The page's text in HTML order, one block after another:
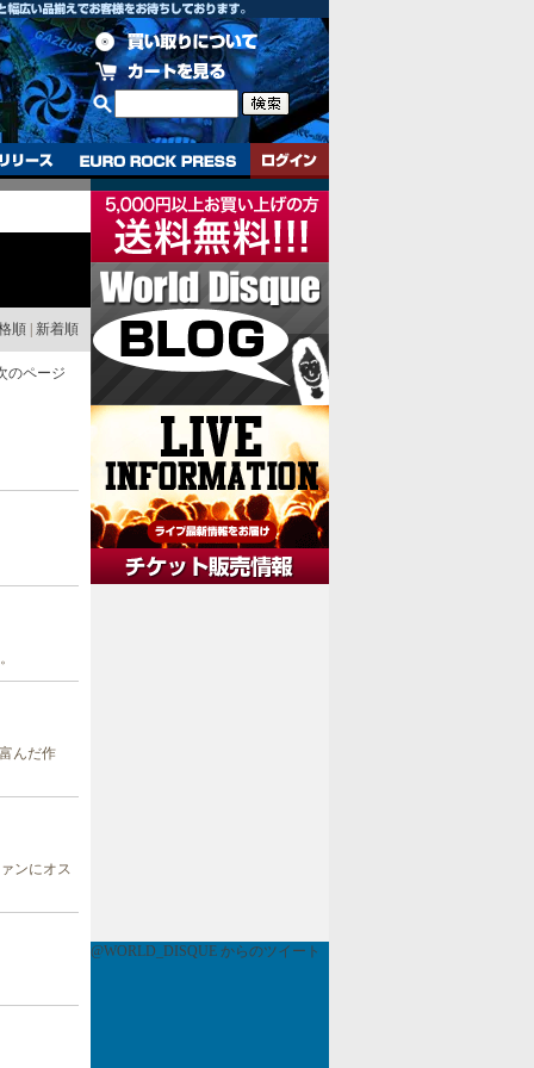
順 新着順
のページ
んだ作
ンにオス
@WORLD_DISQUE からのツイート